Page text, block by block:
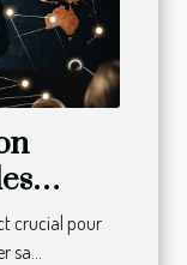
crucial pour